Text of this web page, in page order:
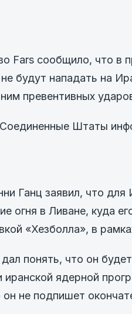
Fars сообщило, что в
будут нападать на
превентивных
Штаты
Ганц заявил, что
огня в Ливане, куда
«Хезболла», в
понять, что он
ядерной
не подпишет